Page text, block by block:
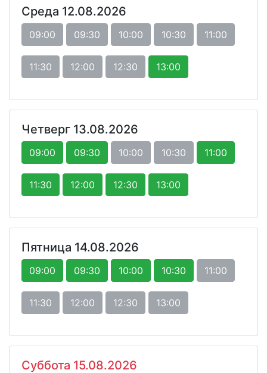
Среда 12.08.2026
09:00 09:30 10:00 10:30 11:00
11:30 12:00 12:30 13:00
Четверг 13.08.2026
09:00 09:30 10:00 10:30 11:00
11:30 12:00 12:30 13:00
Пятница 14.08.2026
09:00 09:30 10:00 10:30 11:00
11:30 12:00 12:30 13:00
Суббота 15.08.2026